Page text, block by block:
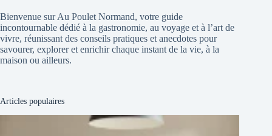
Bienvenue sur Au Poulet Normand, votre guide
incontournable dédié à la gastronomie, au voyage et à l’art de
vivre, réunissant des conseils pratiques et anecdotes pour
savourer, explorer et enrichir chaque instant de la vie, à la
maison ou ailleurs.
Articles populaires